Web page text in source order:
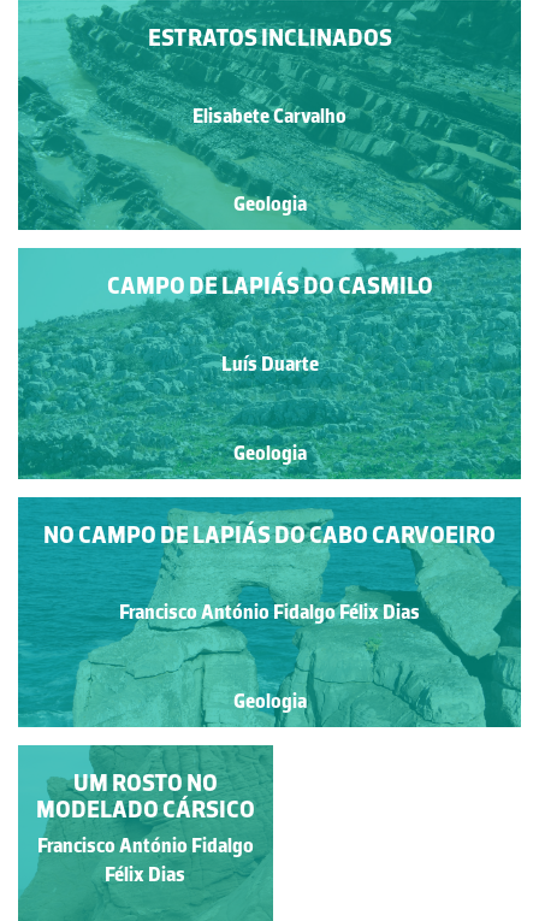
ESTRATOS INCLINADOS
Elisabete Carvalho
Geologia
CAMPO DE LAPIÁS DO CASMILO
Luís Duarte
Geologia
NO CAMPO DE LAPIÁS DO CABO CARVOEIRO
Francisco António Fidalgo Félix Dias
Geologia
NO CAMPO DE LAPIÁS
DO CABO CARVOEIRO
Francisco António Fidalgo
Félix Dias
UM ROSTO NO
MODELADO CÁRSICO
Francisco António Fidalgo
Félix Dias